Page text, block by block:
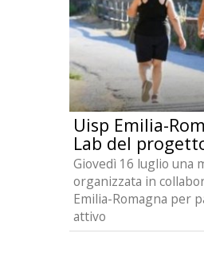
Uisp Emilia-
Lab del
Giovedì 16 luglio una
organizzata in
Emilia-Romagna per
attivo